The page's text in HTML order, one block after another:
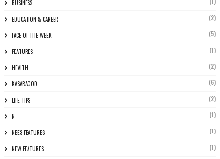
BUSINESS (1)
EDUCATION & CAREER (2)
FACE OF THE WEEK (5)
FEATURES (1)
HEALTH (2)
KASARAGOD (6)
LIFE TIPS (2)
N (1)
NEES FEATURES (1)
NEW FEATURES (1)